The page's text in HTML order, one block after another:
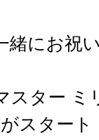
緒にお祝
スター ミ
スタート